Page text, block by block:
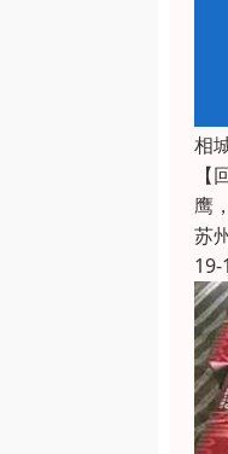
相
鹰
苏
19-